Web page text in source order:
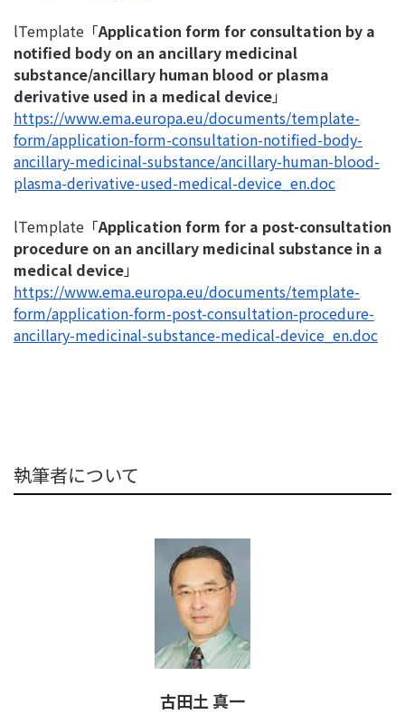
lTemplate「Application form for consultation by a
notified body on an ancillary medicinal
substance/ancillary human blood or plasma
derivative used in a medical device」
https://www.ema.europa.eu/documents/template-
form/application-form-consultation-notified-body-
ancillary-medicinal-substance/ancillary-human-blood-
plasma-derivative-used-medical-device_en.doc
lTemplate「Application form for a post-consultation
procedure on an ancillary medicinal substance in a
medical device」
https://www.ema.europa.eu/documents/template-
form/application-form-post-consultation-procedure-
ancillary-medicinal-substance-medical-device_en.doc
執筆者について
古田土 真一